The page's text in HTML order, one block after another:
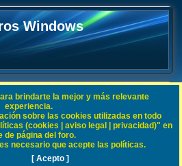
Windows
Frecuentes
B
brindarte la mejor y más relevante
experiencia.
sobre las cookies utilizadas en todo
(cookies | aviso legal | privacidad)" en
de página del foro.
necesario que acepte las políticas.
[ Acepto ]